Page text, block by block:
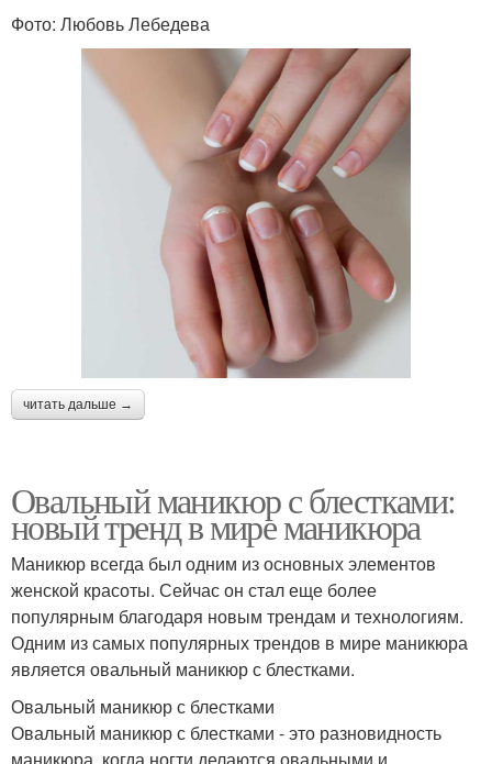
Фото: Любовь Лебедева
читать дальше →
Овальный маникюр с блестками:
новый тренд в мире маникюра
Маникюр всегда был одним из основных элементов
женской красоты. Сейчас он стал еще более
популярным благодаря новым трендам и технологиям.
Одним из самых популярных трендов в мире маникюра
является овальный маникюр с блестками.
Овальный маникюр с блестками
Овальный маникюр с блестками - это разновидность